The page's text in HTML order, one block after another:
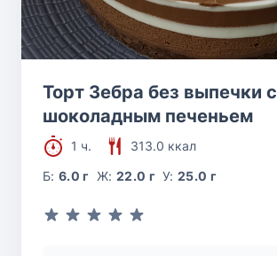
Торт Зебра без выпечки с
шоколадным печеньем
1 ч.
313.0 ккал
Б:6.0 г Ж: 22.0 г У:25.0 г